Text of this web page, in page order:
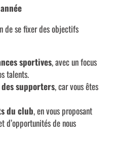
de se fixer des objectifs
sportives, avec un focus
talents.
supporters, car vous êtes
du club, en vous proposant
d’opportunités de nous